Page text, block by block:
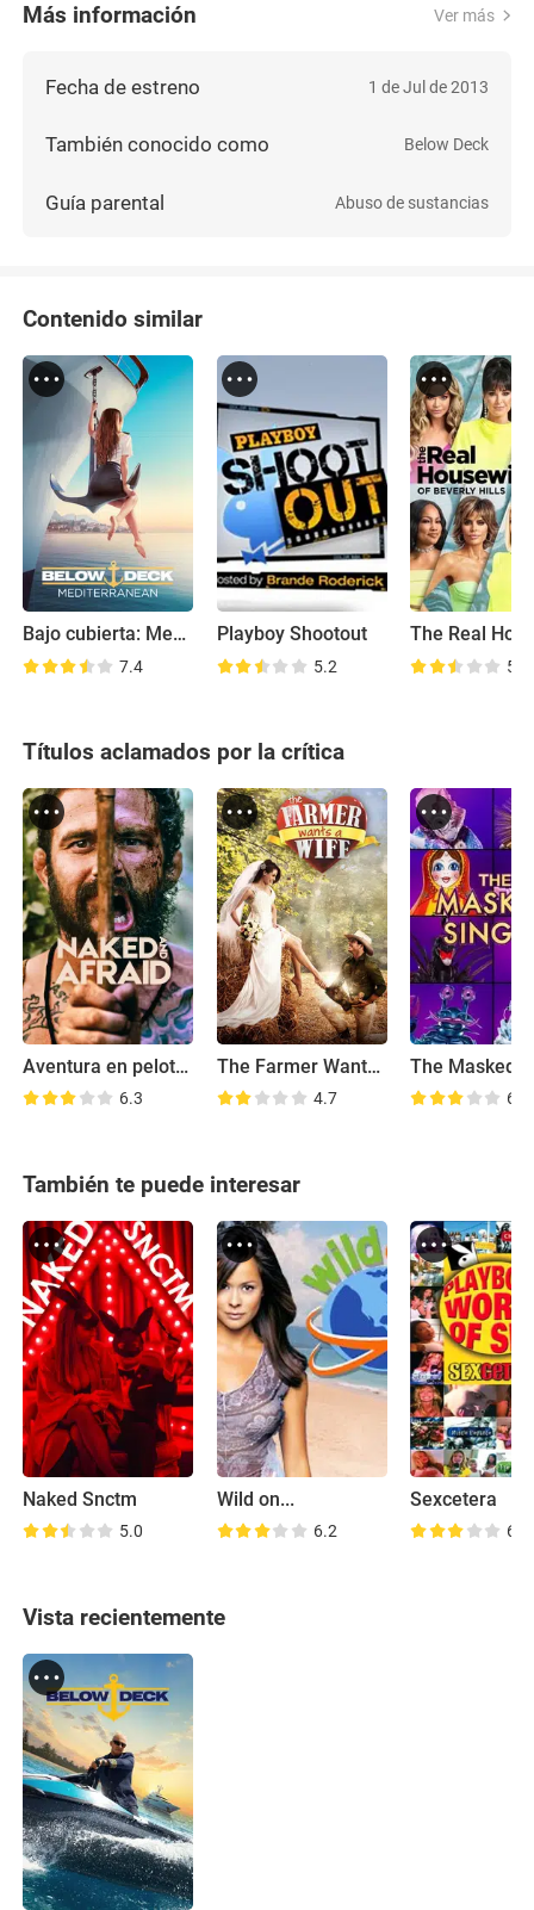
Más información Ver más
Fecha de estreno 1 de Jul de 2013
También conocido como Below Deck
Guía parental Abuso de sustancias
Contenido similar
Bajo cubierta: Mediterráneo
7.4
Playboy Shootout
5.2 5.7
Títulos aclamados por la crítica
Aventura en pelotas
6.3
The Farmer Wants a Wife
4.7
The Masked
6.6
También te puede interesar
Naked Snctm
5.0
Wild on...
6.2
Sexcetera
6.6
Vista recientemente